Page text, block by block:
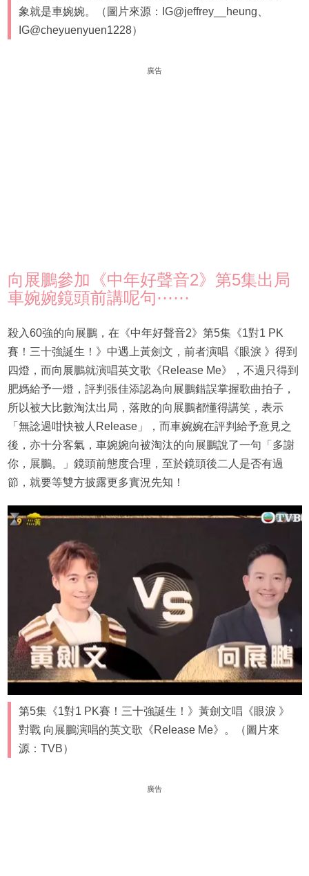
象就是車婉婉。（圖片來源：IG@jeffrey__heung、
IG@cheyuenyuen1228）
廣告
向展鵬參加《中年好聲音2》第5集出局
車婉婉鏡頭前講呢句⋯⋯
殺入60強的向展鵬，在《中年好聲音2》第5集《1對1 PK
賽！三十強誕生！》中遇上黃劍文，前者演唱《眼淚 》得到
四燈，而向展鵬就演唱英文歌《Release Me》，不過只得到
肥媽給予一燈，評判張佳添認為向展鵬錯誤掌握歌曲拍子，
所以被大比數淘汰出局，落敗的向展鵬都懂得講笑，表示
「無諗過咁快被人Release」，而車婉婉在評判給予意見之
後，亦十分客氣，車婉婉向被淘汰的向展鵬說了一句「多謝
你，展鵬。」鏡頭前態度合理，至於鏡頭後二人是否有過
節，就要等雙方披露更多實況先知！
第5集《1對1 PK賽！三十強誕生！》黃劍文唱《眼淚 》
對戰 向展鵬演唱的英文歌《Release Me》。（圖片來
源：TVB）
廣告